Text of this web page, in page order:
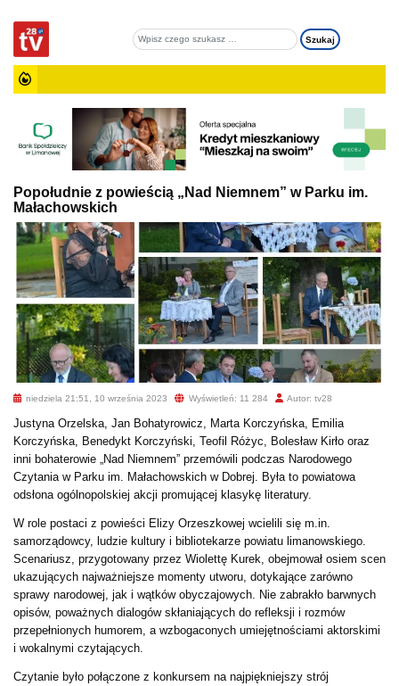
Popołudnie z powieścią „Nad Niemnem” w Parku im.
Małachowskich
niedziela 21:51, 10 września 2023 Wyświetleń: 11 284 Autor: tv28
Justyna Orzelska, Jan Bohatyrowicz, Marta Korczyńska, Emilia
Korczyńska, Benedykt Korczyński, Teofil Różyc, Bolesław Kirło oraz
inni bohaterowie „Nad Niemnem” przemówili podczas Narodowego
Czytania w Parku im. Małachowskich w Dobrej. Była to powiatowa
odsłona ogólnopolskiej akcji promującej klasykę literatury.
W role postaci z powieści Elizy Orzeszkowej wcielili się m.in.
samorządowcy, ludzie kultury i bibliotekarze powiatu limanowskiego.
Scenariusz, przygotowany przez Wiolettę Kurek, obejmował osiem scen
ukazujących najważniejsze momenty utworu, dotykające zarówno
sprawy narodowej, jak i wątków obyczajowych. Nie zabrakło barwnych
opisów, poważnych dialogów skłaniających do refleksji i rozmów
przepełnionych humorem, a wzbogaconych umiejętnościami aktorskimi
i wokalnymi czytających.
Czytanie było połączone z konkursem na najpiękniejszy strój